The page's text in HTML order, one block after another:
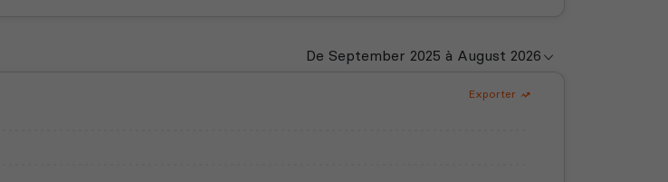
Exporter